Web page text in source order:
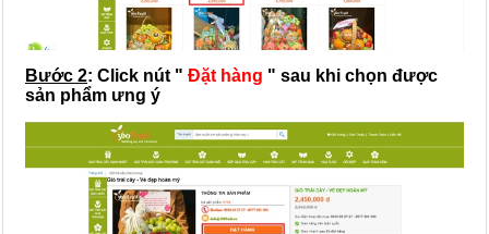
Bước 2: Click nút " Đặt hàng " sau khi chọn được
sản phẩm ưng ý